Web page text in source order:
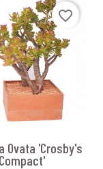
favorite_border
Ovata 'Crosby's
Compact'